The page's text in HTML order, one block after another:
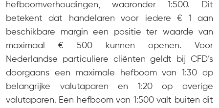
hefboomverhoudingen, waaronder 1:500. Dit
betekent dat handelaren voor iedere € 1 aan
beschikbare margin een positie ter waarde van
maximaal € 500 kunnen openen. Voor
Nederlandse particuliere cliënten geldt bij CFD’s
doorgaans een maximale hefboom van 1:30 op
belangrijke valutaparen en 1:20 op overige
valutaparen. Een hefboom van 1:500 valt buiten dit